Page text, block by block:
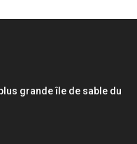
grande île de sable du